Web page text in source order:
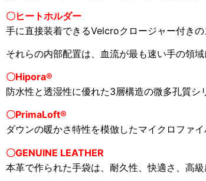
〇ヒートホルダー
手に直接装着できるVelcroクロージャー付き
それらの内部配置は、血流が最も速い手の領
〇Hipora®
防水性と透湿性に優れた3層構造の微多孔質
〇PrimaLoft®
ダウンの暖かさ特性を模倣したマイクロファ
〇GENUINE LEATHER
本革で作られた手袋は、耐久性、快適さ、高級